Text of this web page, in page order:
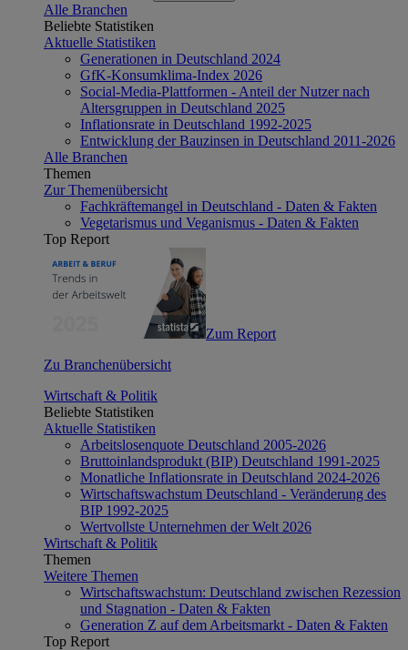
Alle Branchen
Beliebte Statistiken
Aktuelle Statistiken
Generationen in Deutschland 2024
GfK-Konsumklima-Index 2026
Social-Media-Plattformen - Anteil der Nutzer nach
Altersgruppen in Deutschland 2025
Inflationsrate in Deutschland 1992-2025
Entwicklung der Bauzinsen in Deutschland 2011-2026
Alle Branchen
Themen
Zur Themenübersicht
Fachkräftemangel in Deutschland - Daten & Fakten
Vegetarismus und Veganismus - Daten & Fakten
Top Report
Zum Report
Zu Branchenübersicht
Wirtschaft & Politik
Beliebte Statistiken
Aktuelle Statistiken
Arbeitslosenquote Deutschland 2005-2026
Bruttoinlandsprodukt (BIP) Deutschland 1991-2025
Monatliche Inflationsrate in Deutschland 2024-2026
Wirtschaftswachstum Deutschland - Veränderung des
BIP 1992-2025
Wertvollste Unternehmen der Welt 2026
Wirtschaft & Politik
Themen
Weitere Themen
Wirtschaftswachstum: Deutschland zwischen Rezession
und Stagnation - Daten & Fakten
Generation Z auf dem Arbeitsmarkt - Daten & Fakten
Top Report